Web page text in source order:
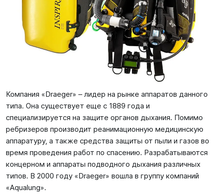
Компания «Draeger» – лидер на рынке аппаратов данного
типа. Она существует еще с 1889 года и
специализируется на защите органов дыхания. Помимо
ребризеров производит реанимационную медицинскую
аппаратуру, а также средства защиты от пыли и газов во
время проведения работ по спасению. Разрабатываются
концерном и аппараты подводного дыхания различных
типов. В 2000 году «Draeger» вошла в группу компаний
«Aqualung».